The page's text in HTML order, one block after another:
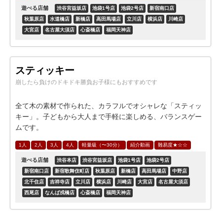
遊べる店舗 渋谷宮益坂店 池袋1号店 池袋2号店
新宿南口店
秋葉原店
水道橋店 新橋店 高田馬場店 立川店 横浜店
川崎店
大宮店
名古屋大須店 心斎橋店 福岡天神店
スティッキー
崩したら負けのドキドキ勝負お子様にもおすすめです
全て木の素材で作られた、カラフルでオシャレな「スティッ
キー」。子どもから大人まで手軽に楽しめる、バランスゲー
ムです。
1人 2人 3人 4人 軽量級（〜30分） 紹介動画 難易度★☆☆
遊べる店舗 渋谷本店 渋谷宮益坂店 池袋1号店
池袋2号店
新宿南口店
新宿歌舞伎町店 秋葉原店 新橋店 高田馬場店
中野店
北千住店
吉祥寺店 立川店 横浜店 川崎店 大宮店
名古屋大須店
西尾店
なんば戎橋店 心斎橋店 福岡天神店